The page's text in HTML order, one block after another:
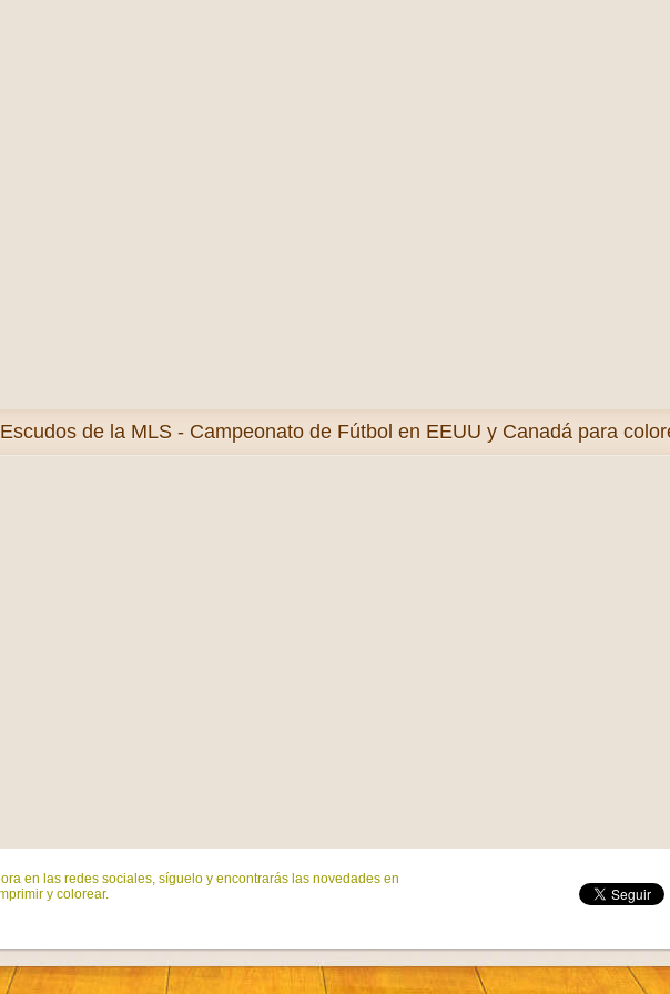
Escudos de la MLS - Campeonato de Fútbol en EEUU y Canadá para
en las redes sociales, síguelo y encontrarás las novedades en
y colorear.